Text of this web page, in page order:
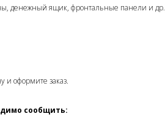
денежный ящик, фронтальные панели и
и оформите заказ.
сообщить: